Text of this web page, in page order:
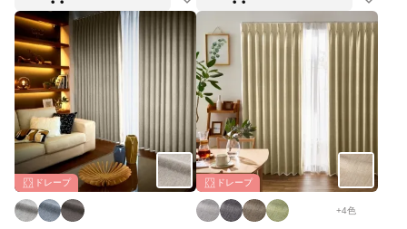
ドレープ ドレープ
+4色